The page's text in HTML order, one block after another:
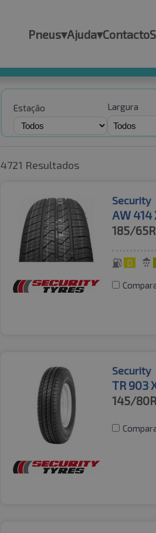
Pneus▾Ajuda▾Contacto
Estação Largura
4721 Resultados
Security
AW 414
185/
D
Security
TR 903
145/